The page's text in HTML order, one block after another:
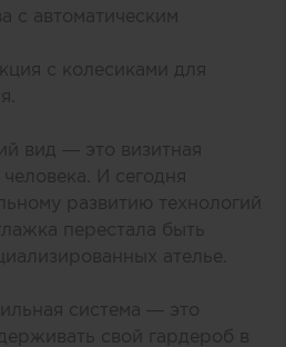
с автоматическим
с колесиками для
вид — это визитная
И сегодня
развитию технологий
перестала быть
ателье.
система — это
свой гардероб в